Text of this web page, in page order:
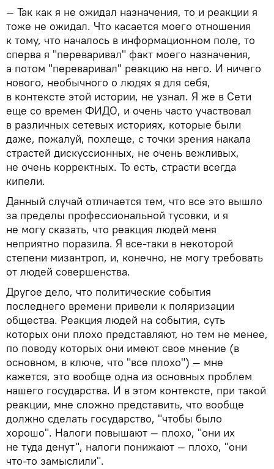
— Так как я не ожидал назначения, то и реакции я
тоже не ожидал. Что касается моего отношения
к тому, что началось в информационном поле, то
сперва я "переваривал" факт моего назначения,
а потом "переваривал" реакцию на него. И ничего
нового, необычного о людях я для себя,
в контексте этой истории, не узнал. Я же в Сети
еще со времен ФИДО, и очень часто участвовал
в различных сетевых историях, которые были
даже, пожалуй, похлеще, с точки зрения накала
страстей дискуссионных, не очень вежливых,
не очень корректных. То есть, страсти всегда
кипели.
Данный случай отличается тем, что все это вышло
за пределы профессиональной тусовки, и я
не могу сказать, что реакция людей меня
неприятно поразила. Я все-таки в некоторой
степени мизантроп, и, конечно, не могу требовать
от людей совершенства.
Другое дело, что политические события
последнего времени привели к поляризации
общества. Реакция людей на события, суть
которых они плохо представляют, но тем не менее,
по поводу которых они имеют свое мнение (в
основном, в ключе, что "все плохо") — мне
кажется, это вообще одна из основных проблем
нашего государства. И в этом контексте, при такой
реакции, мне сложно представить, что вообще
должно сделать государство, "чтобы было
хорошо". Налоги повышают — плохо, "они их
не туда денут", налоги понижают — плохо, "они
что-то замыслили".